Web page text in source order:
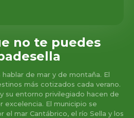
no te puedes
de mar y de montaña. El
más cotizados cada verano.
su entorno privilegiado hacen de
excelencia. El municipio se
el mar Cantábrico, el río Sella y los